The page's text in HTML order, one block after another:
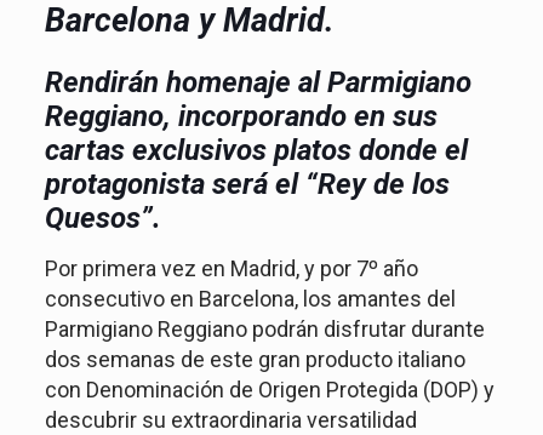
Barcelona y Madrid.
Rendirán homenaje al Parmigiano
Reggiano, incorporando en sus
cartas exclusivos platos donde el
protagonista será el “Rey de los
Quesos”.
Por primera vez en Madrid, y por 7º año
consecutivo en Barcelona, los amantes del
Parmigiano Reggiano podrán disfrutar durante
dos semanas de este gran producto italiano
con Denominación de Origen Protegida (DOP) y
descubrir su extraordinaria versatilidad